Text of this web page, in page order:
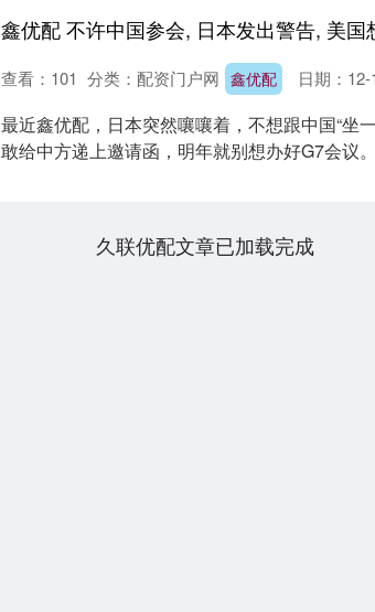
鑫优配 日期：12-
查看： 101 分类： 配资门户网
最近鑫优配，日本突然嚷嚷着，不想跟中国“坐
敢给中方递上邀请函，明年就别想办好G7会议
久联优配文章已加载完成